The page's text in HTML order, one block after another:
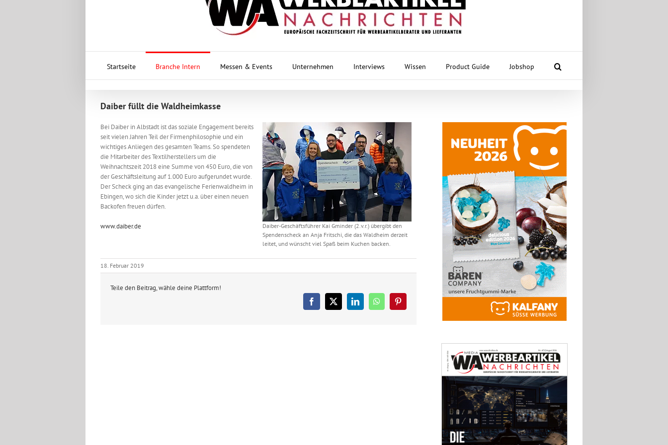
Startseite Branche Intern Messen & Events Unternehmen Interviews Wissen Product Guide Jobshop
Daiber füllt die Waldheimkasse
Daiber-Geschäftsführer Kai Gminder (2.v.r.) übergibt den
Spendenscheck an Anja Fritschi, die das Waldheim derzeit
leitet, und wünscht viel Spaß beim Kuchen backen.
Bei Daiber in Albstadt ist das soziale Engagement bereits
seit vielen Jahren Teil der Firmenphilosophie und ein
wichtiges Anliegen des gesamten Teams. So spendeten
die Mitarbeiter des Textilherstellers um die
Weihnachtszeit 2018 eine Summe von 450 Euro, die von
der Geschäftsleitung auf 1.000 Euro aufgerundet wurde.
Der Scheck ging an das evangelische Ferienwaldheim in
Ebingen, wo sich die Kinder jetzt u.a. über einen neuen
Backofen freuen dürfen.
www.daiber.de
18. Februar 2019
Teile den Beitrag, wähle deine Plattform!
Facebook
X LinkedInWhatsAppPinterest